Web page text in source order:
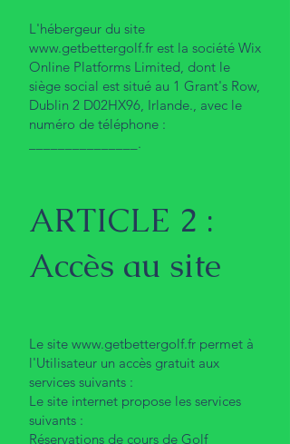
L'hébergeur du site
www.getbettergolf.fr est la société Wix
Online Platforms Limited, dont le
siège social est situé au 1 Grant's Row,
Dublin 2 D02HX96, Irlande., avec le
numéro de téléphone :
_______________.
ARTICLE 2 :
Accès au site
Le site www.getbettergolf.fr permet à
l'Utilisateur un accès gratuit aux
services suivants :
Le site internet propose les services
suivants :
Réservations de cours de Golf